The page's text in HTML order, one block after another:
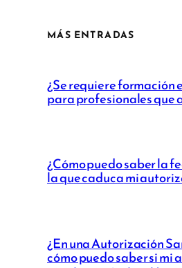
MÁS ENTRADAS
¿Se requiere formación
para profesionales que
¿Cómo puedo saber la
la que caduca mi
¿En una Autorización
cómo puedo saber si mi